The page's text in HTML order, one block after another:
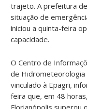
trajeto. A prefeitura
situação de
iniciou a quinta-feira
capacidade.
O Centro de
de Hidrometeorologia
vinculado à Epagri,
feira que, em 48
Florianópolis superou